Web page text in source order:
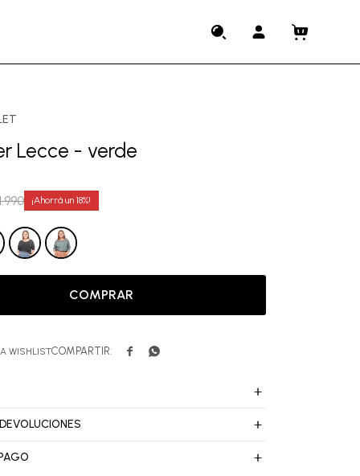
Lecce - verde
18
COMPRAR
 